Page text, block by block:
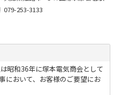
079-253-3133
和36年に塚本電気商会として
において、お客様のご要望にお